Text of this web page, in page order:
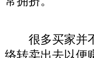
很多买家并不
络转卖出去以便